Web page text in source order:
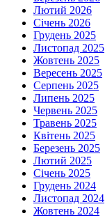
Лютий 2026
Січень 2026
Грудень 2025
Листопад 2025
Жовтень 2025
Вересень 2025
Серпень 2025
Липень 2025
Червень 2025
Травень 2025
Квітень 2025
Березень 2025
Лютий 2025
Січень 2025
Грудень 2024
Листопад 2024
Жовтень 2024